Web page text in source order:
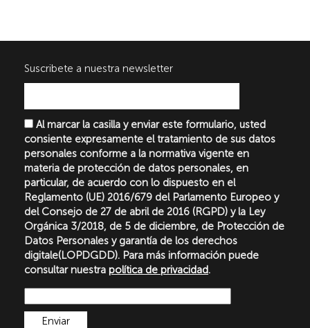
Suscribete a nuestra newsletter
Al marcar la casilla y enviar este formulario, usted
consiente expresamente el tratamiento de sus datos
personales conforme a la normativa vigente en
materia de protección de datos personales, en
particular, de acuerdo con lo dispuesto en el
Reglamento (UE) 2016/679 del Parlamento Europeo y
del Consejo de 27 de abril de 2016 (RGPD) y la Ley
Orgánica 3/2018, de 5 de diciembre, de Protección de
Datos Personales y garantía de los derechos
digitale(LOPDGDD). Para más información puede
consultar nuestra política de privacidad.